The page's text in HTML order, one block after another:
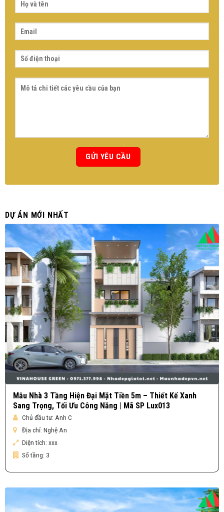
DỰ ÁN MỚI NHẤT
Mẫu Nhà 3 Tầng Hiện Đại Mặt Tiền 5m – Thiết Kế Xanh
Sang Trọng, Tối Ưu Công Năng | Mã SP Lux013
Chủ đầu tư: Anh C
Địa chỉ: Nghệ An
Diện tích: xxx
Số tầng: 3